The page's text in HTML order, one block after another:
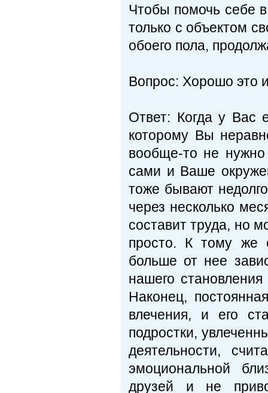
Чтобы помочь себе
только с объ­ектом
обоего пола,
Вопрос: Хорошо это
Ответ: Когда у Вас
которому Вы
вообще-то не нужно
сами и Ваше
тоже бывают
через несколь­ко
составит труда, но
просто. К тому же
больше от нее
нашего
Наконец,
влечения, и его
подростки,
дея­тельности,
эмоциональной
друзей и не